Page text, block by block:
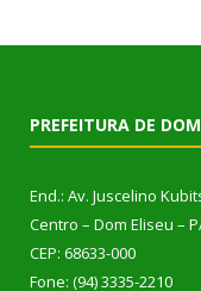
PREFEITURA DE
End.: Av. Juscelino
Centro – Dom Eliseu –
CEP: 68633-000
Fone: (94) 3335-2210